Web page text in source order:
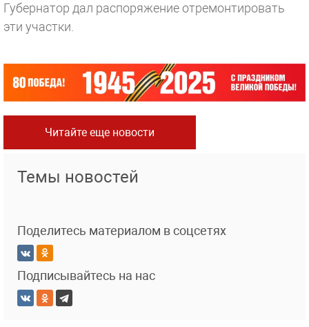
Губернатор дал распоряжение отремонтировать
эти участки.
Читайте еще новости
Темы новостей
Поделитесь материалом в соцсетях
Подписывайтесь на нас